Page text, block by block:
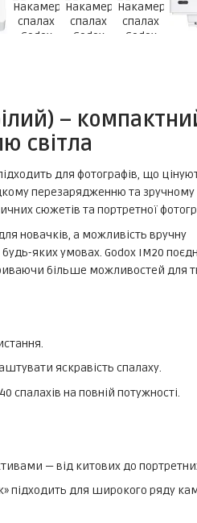
–
світла
для фотографів, що
перезарядженню та зручному
сюжетів та портретної
новачків, а можливість вручну
яких умовах. Godox IM20
більше можливостей для
яскравість спалаху.
спалахів на повній потужності.
— від китових до
підходить для широкого ряду